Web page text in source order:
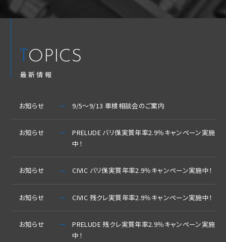
TOPICS
最新情報
お知らせ 9/5～9/13 車検相談会のご案内
お知らせ
PRELUDE バリ保実質年率2.9％キャンペーン実施
中！
お知らせ CIVIC バリ保実質年率2.9％キャンペーン実施中！
お知らせ CIVIC 残クレ実質年率2.9％キャンペーン実施中！
お知らせ
PRELUDE 残クレ実質年率2.9％キャンペーン実施
中！